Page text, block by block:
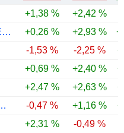
+1,38 % +2,42 %
REVOLUTION MEDICINES, INC.
+0,26 % +2,93 %
-1,53 % -2,25 %
+0,69 % +2,40 %
+2,47 % +2,63 %
INC.
-0,47 % +1,16 %
+2,31 %
-0,49 %